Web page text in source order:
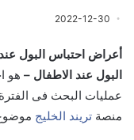
2022-12-30
أعراض احتباس البول
البول عند الاطفال – هو
عمليات البحث فى
منصة تريند الخليج